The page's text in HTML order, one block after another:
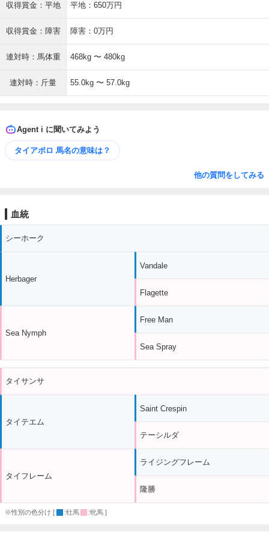
収得賞金：平地 平地：650万円
収得賞金：障害 障害：0万円
連対時：馬体重 468kg 〜 480kg
連対時：斤量 55.0kg 〜 57.0kg
Agent i に聞いてみよう
タイアポロ 馬名の意味は？
他の質問をしてみる
血統
シーホーク
Herbager
Sea Nymph
Vandale
Flagette
Free Man
Sea Spray
タイサンサ
タイテエム
タイフレーム
Saint Crespin
テーシルダ
ライジングフレーム
隆勝
※性別の色分け [ :牡馬 :牝馬 ]